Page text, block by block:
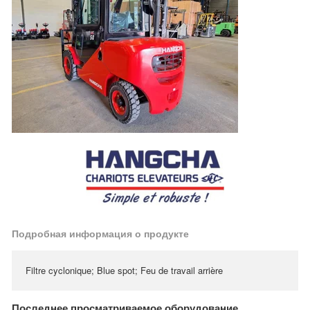
Подробная информация о продукте
Filtre cyclonique; Blue spot; Feu de travail arrière